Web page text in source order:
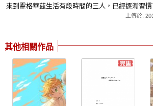
來到霍格華茲生活有段時間的三人，已經逐漸習慣
上傳於:
其他相關作品